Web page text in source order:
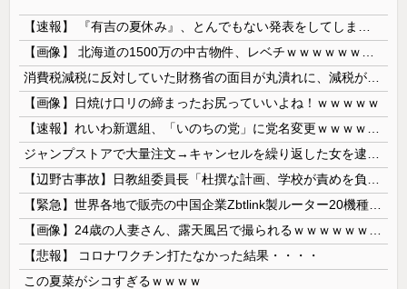
【画像】日焼け口リの締まったお尻っていいよね！ｗｗｗｗｗ
【悲報】 コロナワクチン打たなかった結果・・・・
この夏菜がシコすぎるｗｗｗｗ